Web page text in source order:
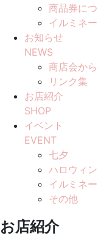
商品券に
イルミネ
お知らせ
NEWS
商店会か
リンク集
お店紹介
SHOP
イベント
EVENT
七夕
ハロウィン
イルミネ
その他
お店紹介